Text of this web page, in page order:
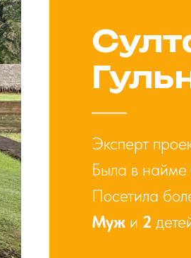
Эксперт
Была в найме
Посетила
Муж и 2